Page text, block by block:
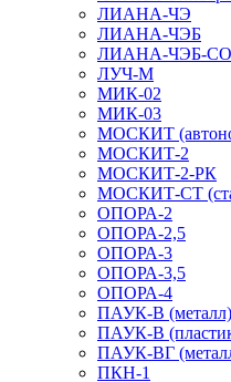
ЛИАНА-ЧЭ
ЛИАНА-ЧЭБ
ЛИАНА-ЧЭБ-
ЛУЧ-М
МИК-02
МИК-03
МОСКИТ
МОСКИТ-2
МОСКИТ-2-РК
МОСКИТ-СТ
ОПОРА-2
ОПОРА-2,5
ОПОРА-3
ОПОРА-3,5
ОПОРА-4
ПАУК-В (металл)
ПАУК-В
ПАУК-ВГ
ПКН-1